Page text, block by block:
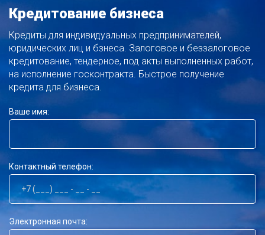
Кредитование бизнеса
Кредиты для индивидуальных предпринимателей,
юридических лиц и бзнеса. Залоговое и беззалоговое
кредитование, тендерное, под акты выполненных работ,
на исполнение госконтракта. Быстрое получение
кредита для бизнеса.
Ваше имя:
Контактный телефон:
Электронная почта: